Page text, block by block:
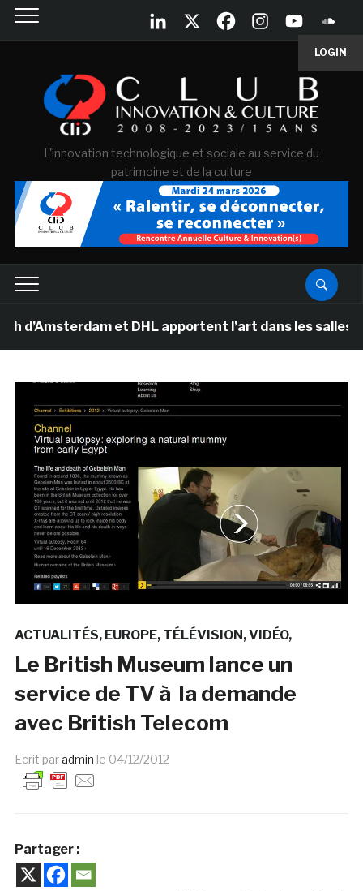
LOGIN
L'innovation technologique et sociale au service du
patrimoine et de la culture
et DHL apportent l’art dans les salles de
ACTUALITÉS EUROPE TÉLÉVISION VIDÉO
Le British Museum lance un
service de TV à la demande
avec British Telecom
Ecrit paradmin le 04/12/2012
Partager :